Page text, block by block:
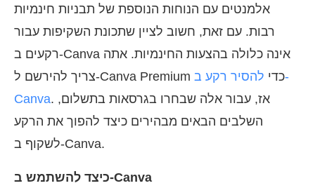
אלמנטים עם הנוחות הנוספת של תבניות חינמיות
רבות. עם זאת, חשוב לציין שתכונת השקיפות עבור
רקעים ב-Canva אינה כלולה בהצעות החינמיות. אתה
צריך להירשם ל-Canva Premium כדי להסיר רקע ב-
Canva. אז, עבור אלה שבחרו בגרסאות בתשלום,
השלבים הבאים מבהירים כיצד להפוך את הרקע
לשקוף ב-Canva.
כיצד להשתמש ב-Canva